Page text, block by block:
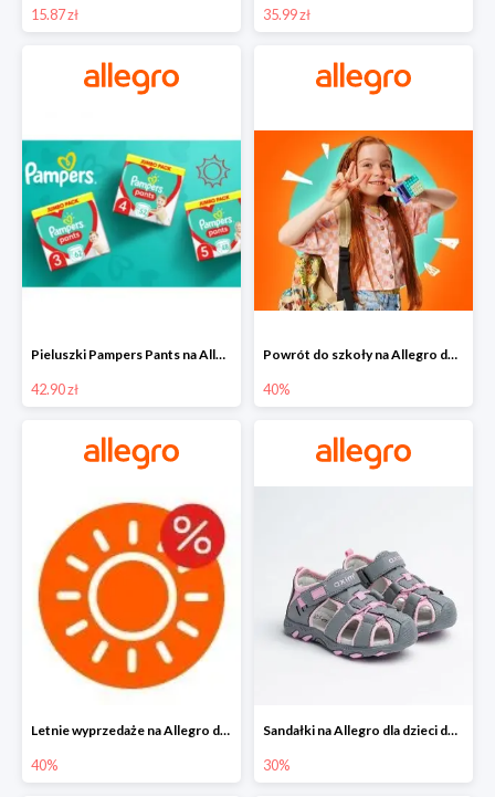
15.87 zł 35.99 zł
Pieluszki Pampers Pants na Allegro od 42,90 zł
42.90 zł
Powrót do szkoły na Allegro do -40%
40%
Letnie wyprzedaże na Allegro do -40%
40%
Sandałki na Allegro dla dzieci do -30%
30%